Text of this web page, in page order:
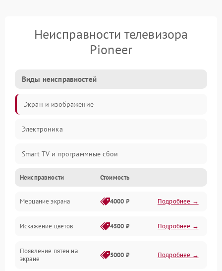
Неисправности телевизора
Pioneer
Виды неисправностей
Экран и изображение
Электроника
Smart TV и программные сбои
Питание и запуск
Подсветка и LED-модули
Звук и аудиосистема
Сигнал и приём каналов
Неисправности Стоимость
Мерцание экрана 4000 ₽ Подробнее →
Искажение цветов 4500 ₽ Подробнее →
Появление пятен на
экране
5000 ₽ Подробнее →